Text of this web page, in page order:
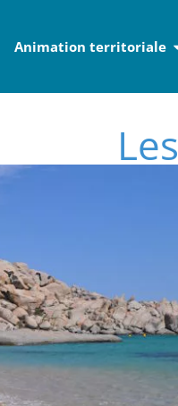
Animation territoriale